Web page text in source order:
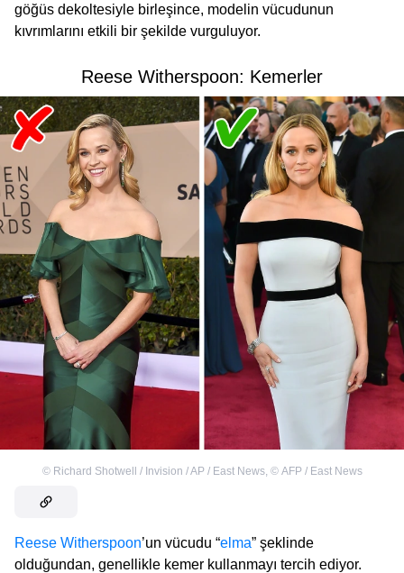
göğüs dekoltesiyle birleşince, modelin vücudunun
kıvrımlarını etkili bir şekilde vurguluyor.
Reese Witherspoon: Kemerler
© Richard Shotwell / Invision / AP / East News, © AFP / East News
Reese Witherspoon’un vücudu “elma” şeklinde
olduğundan, genellikle kemer kullanmayı tercih ediyor.